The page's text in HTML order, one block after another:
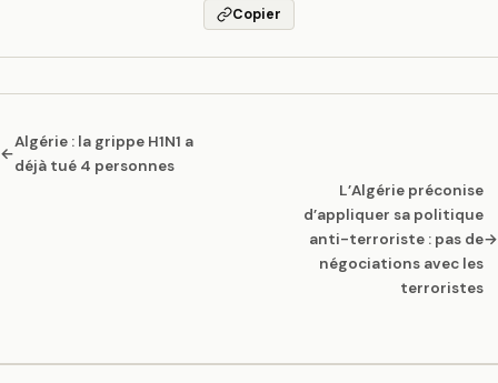
Copier
←
Algérie : la grippe H1N1 a
déjà tué 4 personnes
L’Algérie préconise
d’appliquer sa politique
anti-terroriste : pas de
négociations avec les
terroristes
→